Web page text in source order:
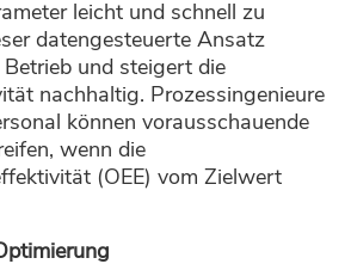
leicht und schnell zu
datengesteuerte Ansatz
und steigert die
nachhaltig. Prozessingenieure
können vorausschauende
wenn die
(OEE) vom Zielwert